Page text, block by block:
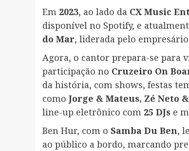
Em 2023, ao lado da CX Music
disponível no Spotify, e
do Mar, liderada pelo empresário
Agora, o cantor prepara-se para
participação no Cruzeiro On
da história, com shows, festas
como Jorge & Mateus, Zé Neto
line-up eletrônico com 25 DJs e
Ben Hur, com o Samba Du Ben,
ao público a bordo, marcando